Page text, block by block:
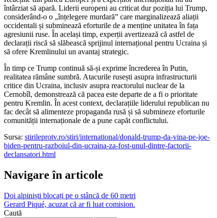
întârziat să apară. Liderii europeni au criticat dur poziția lui Trump,
considerând-o o „înțelegere murdară” care marginalizează aliații
occidentali și subminează eforturile de a menține unitatea în fața
agresiunii ruse. În același timp, experții avertizează că astfel de
declarații riscă să slăbească sprijinul internațional pentru Ucraina și
să ofere Kremlinului un avantaj strategic.
În timp ce Trump continuă să-și exprime încrederea în Putin,
realitatea rămâne sumbră. Atacurile rusești asupra infrastructurii
critice din Ucraina, inclusiv asupra reactorului nuclear de la
Cernobîl, demonstrează că pacea este departe de a fi o prioritate
pentru Kremlin. În acest context, declarațiile liderului republican nu
fac decât să alimenteze propaganda rusă și să submineze eforturile
comunității internaționale de a pune capăt conflictului.
Sursa: stirileprotv.ro/stiri/international/donald-trump-da-vina-pe-joe-
biden-pentru-razboiul-din-ucraina-za-fost-unul-dintre-factorii-
declansatori.html
Navigare în articole
Doi alpiniști blocați pe o stâncă de 60 metri
Gerard Piqué, acuzat că ar fi luat comision.
Caută